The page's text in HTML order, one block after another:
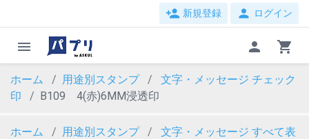
person_add 新規登録 person ログイン
menu person shopping_cart
ホーム 用途別スタンプ 文字・メッセージ チェック
印
B109 4(赤)6MM浸透印
ホーム 用途別スタンプ 文字・メッセージ すべて表